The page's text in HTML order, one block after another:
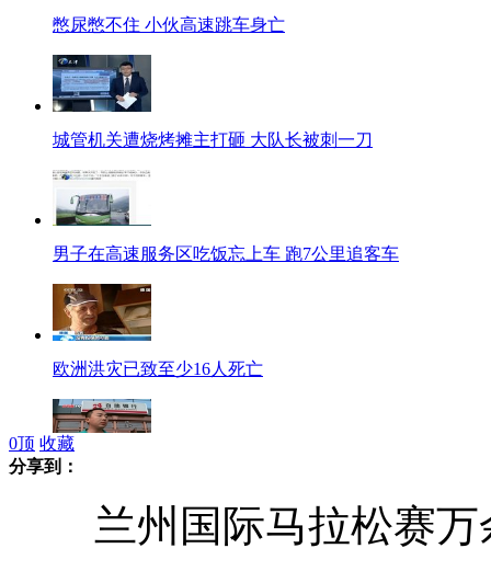
憋尿憋不住 小伙高速跳车身亡
城管机关遭烧烤摊主打砸 大队长被刺一刀
男子在高速服务区吃饭忘上车 跑7公里追客车
欧洲洪灾已致至少16人死亡
0顶 收藏
分享到：
兰州国际马拉松赛万